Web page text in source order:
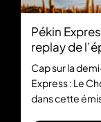
Pékin
replay de
Cap sur la
Express : Le
dans cette